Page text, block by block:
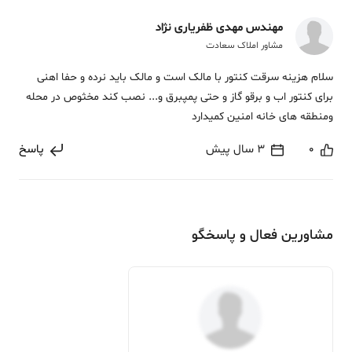
مهندس مهدی ظفریاری نژاد
مشاور املاک سعادت
سلام هزینه سرقت کنتور با مالک است و مالک باید نرده و حفا اهنی
برای کنتور اب و برقو گاز و حتی پمپبرق و... نصب کند مخثوص در محله
ومنطقه های خانه امنین کمیدارد
0 3 سال پیش پاسخ
مشاورین فعال و پاسخگو